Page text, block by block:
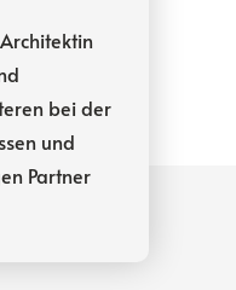
bei der
und
Partner